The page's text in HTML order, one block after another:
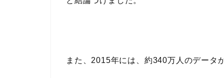
また、2015年には、約340万人のデータ